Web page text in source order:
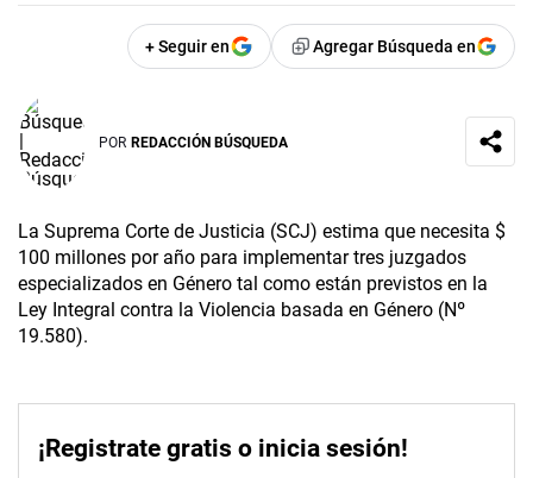
+ Seguir en Agregar Búsqueda en
POR REDACCIÓN BÚSQUEDA
La Suprema Corte de Justicia (SCJ) estima que necesita $
100 millones por año para implementar tres juzgados
especializados en Género tal como están previstos en la
Ley Integral contra la Violencia basada en Género (Nº
19.580).
¡Registrate gratis o inicia sesión!